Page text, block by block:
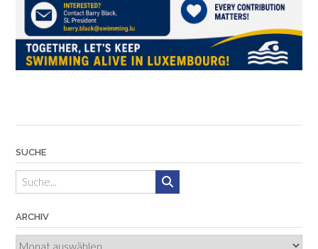
SUCHE
ARCHIV
Archiv